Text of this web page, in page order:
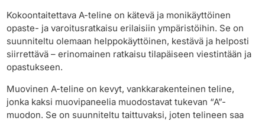
Kokoontaitettava A-teline on kätevä ja monikäyttöinen
opaste- ja varoitusratkaisu erilaisiin ympäristöihin. Se on
suunniteltu olemaan helppokäyttöinen, kestävä ja helposti
siirrettävä – erinomainen ratkaisu tilapäiseen viestintään ja
opastukseen.
Muovinen A-teline on kevyt, vankkarakenteinen teline,
jonka kaksi muovipaneelia muodostavat tukevan “A”-
muodon. Se on suunniteltu taittuvaksi, joten telineen saa